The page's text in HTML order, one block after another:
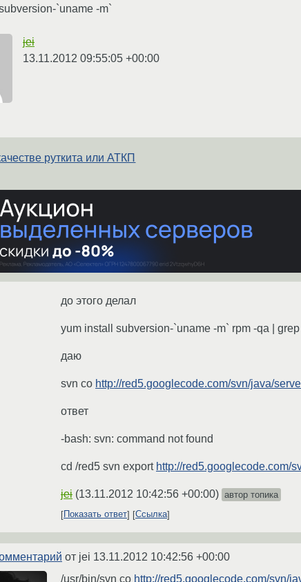
`uname -m`
jei
13.11.2012 09:55:05 +00:00
руткита или АТКП
до этого делал
yum install subversion-`uname -m` rpm -qa |
даю
svn co http://red5.googlecode.com/svn/java/
ответ
-bash: svn: command not found
cd /red5 svn export http://red5.googlecode.com/
jei (13.11.2012 10:42:56 +00:00) автор топика
Показать ответ
Ссылка
от jei 13.11.2012 10:42:56 +00:00
/usr/bin/svn co http://red5.googlecode.com/svn/